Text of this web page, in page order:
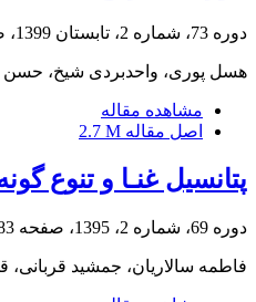
دوره 73، شماره 2، تابستان 1399، صفحه
هسل پوری، واحدبردی شیخ، حسن
مشاهده مقاله
اصل مقاله 2.7 M
پتانسیل غنـا و تنوع
دوره 69، شماره 2، 1395، صفحه
فاطمه سالاریان، جمشید